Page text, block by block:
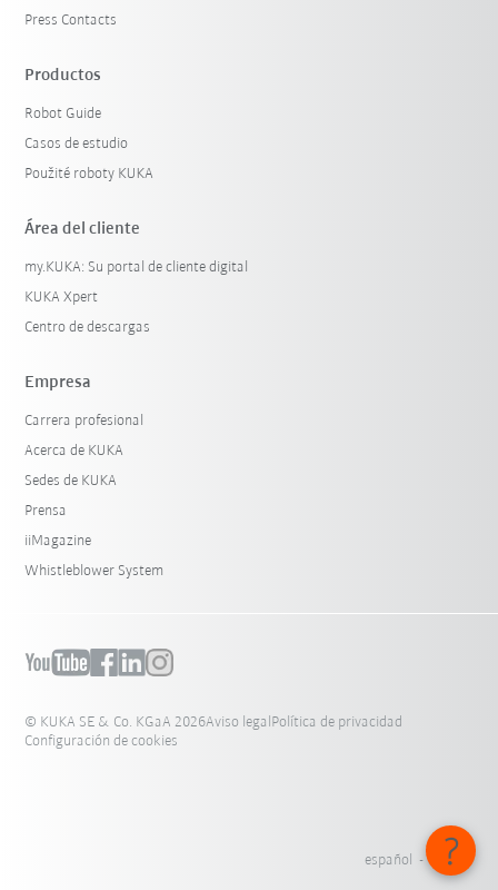
Press Contacts
Productos
Robot Guide
Casos de estudio
Použité roboty KUKA
Área del cliente
my.KUKA: Su portal de cliente digital
KUKA Xpert
Centro de descargas
Empresa
Carrera profesional
Acerca de KUKA
Sedes de KUKA
Prensa
iiMagazine
Whistleblower System
© KUKA SE & Co. KGaA 2026Aviso legalPolítica de privacidad
Configuración de cookies
español - México